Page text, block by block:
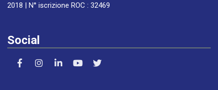
2018 | N° iscrizione ROC : 32469
Social